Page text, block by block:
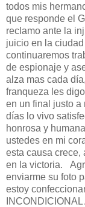
todos mis
que responde el
reclamo ante la
juicio en la
continuaremos
de espionaje y
alza mas cada
franqueza les
en un final justo a
días lo vivo
honrosa y
ustedes en mi
esta causa crece,
en la victoria.
enviarme su foto
estoy